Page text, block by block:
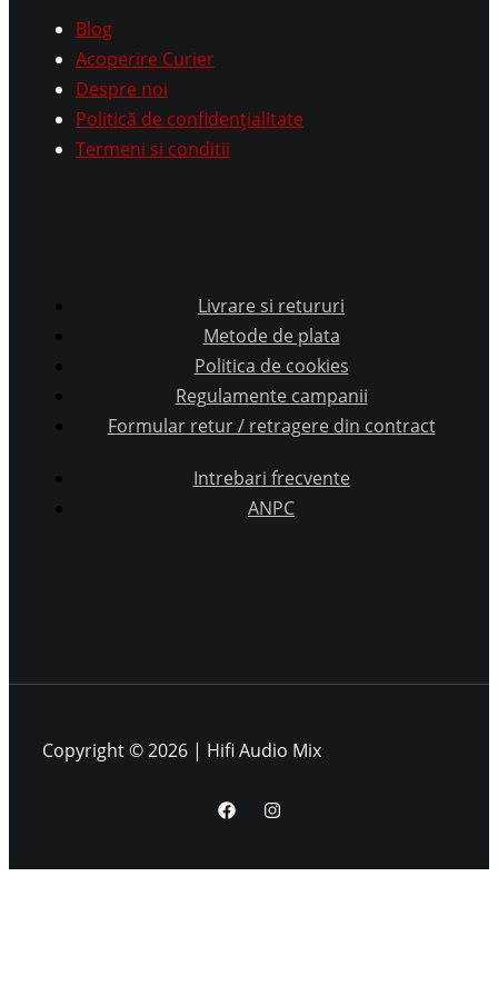
Blog
Acoperire Curier
Despre noi
Politică de confidențialitate
Termeni si conditii
Livrare si retururi
Metode de plata
Politica de cookies
Regulamente campanii
Formular retur / retragere din contract
Intrebari frecvente
ANPC
Copyright © 2026 | Hifi Audio Mix